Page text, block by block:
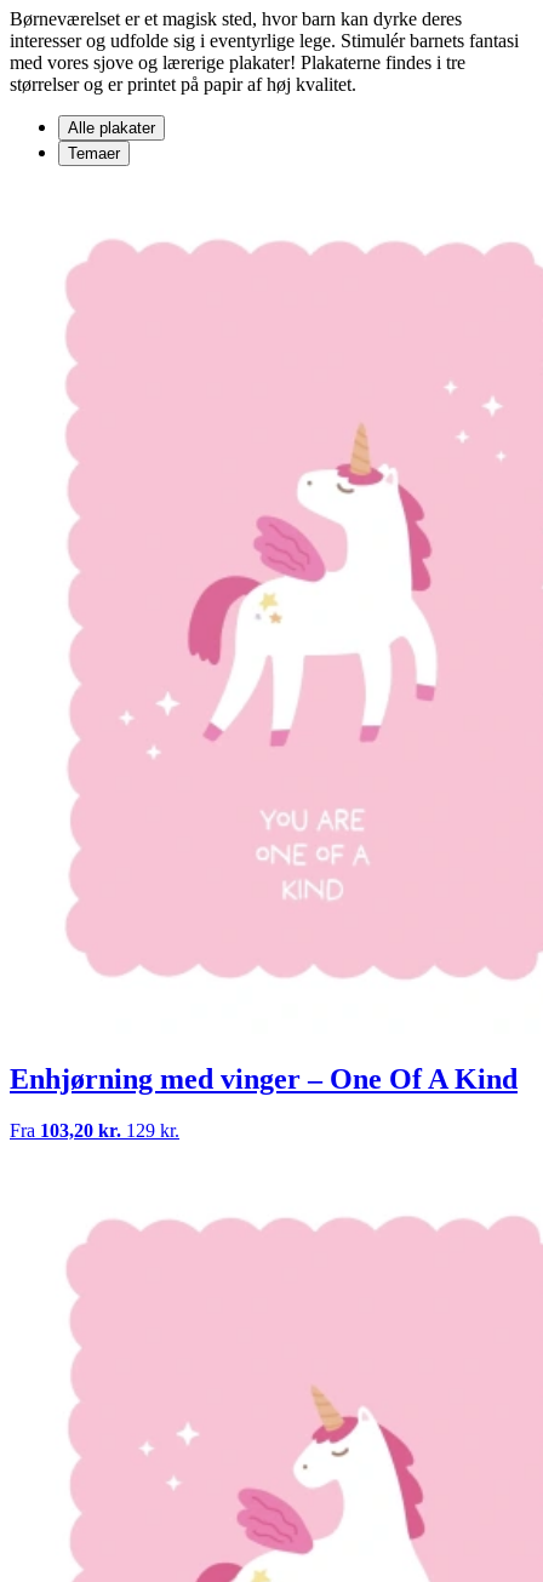
Børneværelset er et magisk sted, hvor barn kan dyrke deres
interesser og udfolde sig i eventyrlige lege. Stimulér barnets fantasi
med vores sjove og lærerige plakater! Plakaterne findes i tre
størrelser og er printet på papir af høj kvalitet.
Alle plakater
Temaer
Enhjørning med vinger – One Of A Kind
Fra 103,20 kr. 129 kr.